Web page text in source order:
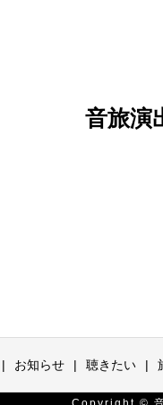
音旅演
お知らせ 聴きたい